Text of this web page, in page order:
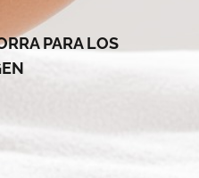
PARA LOS